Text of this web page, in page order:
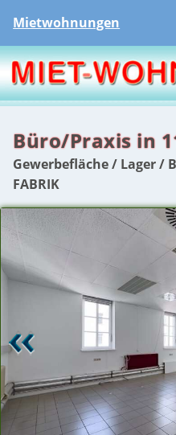
Mietwohnungen
Büro/Praxis in
Gewerbefläche / Lager /
FABRIK